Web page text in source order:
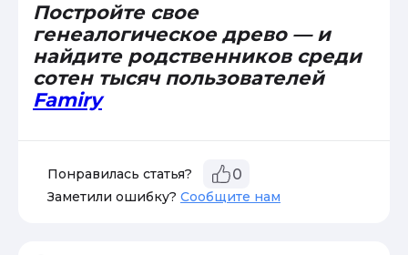
Постройте свое
генеалогическое древо — и
найдите родственников среди
сотен тысяч пользователей
Famiry
Понравилась статья? 0
Заметили ошибку? Сообщите нам